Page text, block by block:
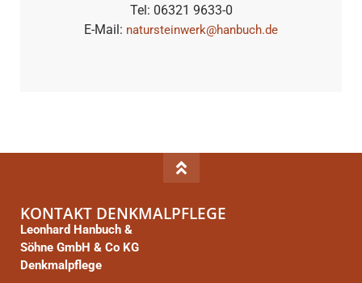
Tel: 06321 9633-0
E-Mail: natursteinwerk@hanbuch.de
KONTAKT DENKMALPFLEGE
Leonhard Hanbuch &
Söhne GmbH & Co KG
Denkmalpflege